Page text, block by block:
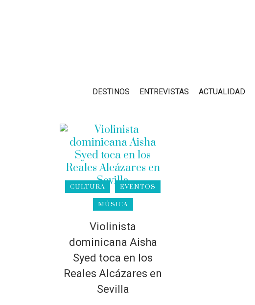
DESTINOS ENTREVISTAS ACTUALIDAD
CULTURA EVENTOS
MÚSICA
Violinista
dominicana Aisha
Syed toca en los
Reales Alcázares en
Sevilla